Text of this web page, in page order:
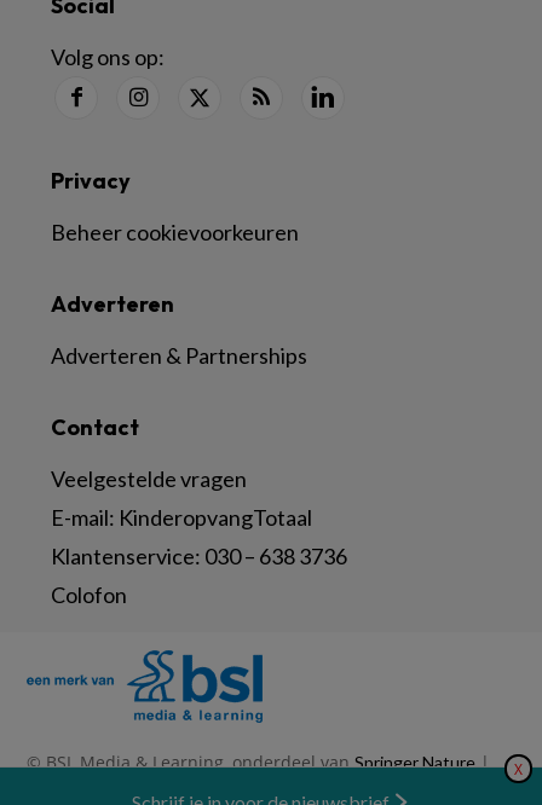
Social
Volg ons op:
Contact
Veelgestelde vragen
E-mail: KinderopvangTotaal
Klantenservice: 030 – 638 3736
Colofon
Adverteren
Adverteren & Partnerships
Privacy
Beheer cookievoorkeuren
© BSL Media & Learning, onderdeel vanSpringer Nature| X